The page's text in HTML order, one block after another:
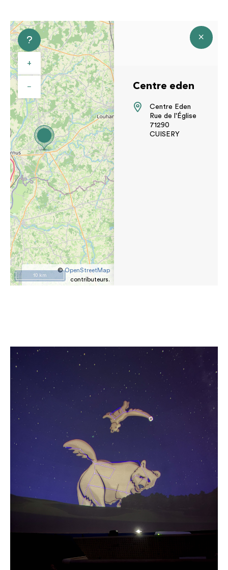
+
−
©OpenStreetMap
contributeurs.
10 km
Centre eden
Centre Eden
Rue de l'Église
71290
CUISERY